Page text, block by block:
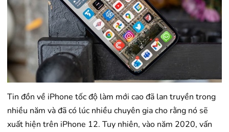
Tin đồn về iPhone tốc độ làm mới cao đã lan truyền trong
nhiều năm và đã có lúc nhiều chuyên gia cho rằng nó sẽ
xuất hiện trên iPhone 12. Tuy nhiên, vào năm 2020, vấn